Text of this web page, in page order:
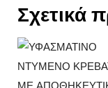
Σχετικά